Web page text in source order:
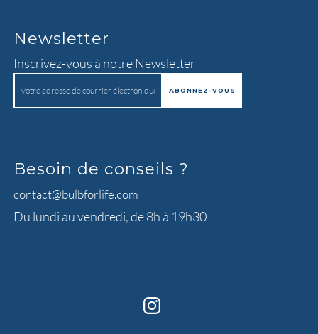
Newsletter
Inscrivez-vous à notre Newsletter
Besoin de conseils ?
contact@bulbforlife.com
Du lundi au vendredi, de 8h à 19h30